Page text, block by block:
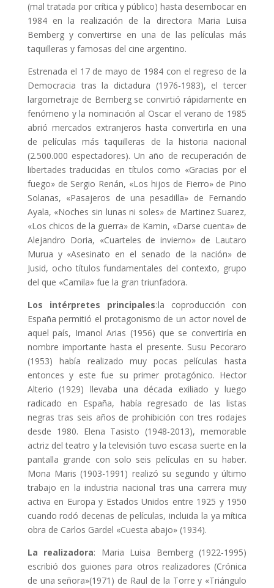
(mal tratada por crítica y público) hasta desembocar en
1984 en la realización de la directora Maria Luisa
Bemberg y convertirse en una de las películas más
taquilleras y famosas del cine argentino.
Estrenada el 17 de mayo de 1984 con el regreso de la
Democracia tras la dictadura (1976-1983), el tercer
largometraje de Bemberg se convirtió rápidamente en
fenómeno y la nominación al Oscar el verano de 1985
abrió mercados extranjeros hasta convertirla en una
de películas más taquilleras de la historia nacional
(2.500.000 espectadores). Un año de recuperación de
libertades traducidas en títulos como «Gracias por el
fuego» de Sergio Renán, «Los hijos de Fierro» de Pino
Solanas, «Pasajeros de una pesadilla» de Fernando
Ayala, «Noches sin lunas ni soles» de Martinez Suarez,
«Los chicos de la guerra» de Kamin, «Darse cuenta» de
Alejandro Doria, «Cuarteles de invierno» de Lautaro
Murua y «Asesinato en el senado de la nación» de
Jusid, ocho títulos fundamentales del contexto, grupo
del que «Camila» fue la gran triunfadora.
Los intérpretes principales:la coproducción con
España permitió el protagonismo de un actor novel de
aquel país, Imanol Arias (1956) que se convertiría en
nombre importante hasta el presente. Susu Pecoraro
(1953) había realizado muy pocas películas hasta
entonces y este fue su primer protagónico. Hector
Alterio (1929) llevaba una década exiliado y luego
radicado en España, había regresado de las listas
negras tras seis años de prohibición con tres rodajes
desde 1980. Elena Tasisto (1948-2013), memorable
actriz del teatro y la televisión tuvo escasa suerte en la
pantalla grande con solo seis películas en su haber.
Mona Maris (1903-1991) realizó su segundo y último
trabajo en la industria nacional tras una carrera muy
activa en Europa y Estados Unidos entre 1925 y 1950
cuando rodó decenas de películas, incluida la ya mítica
obra de Carlos Gardel «Cuesta abajo» (1934).
La realizadora: Maria Luisa Bemberg (1922-1995)
escribió dos guiones para otros realizadores (Crónica
de una señora»(1971) de Raul de la Torre y «Triángulo